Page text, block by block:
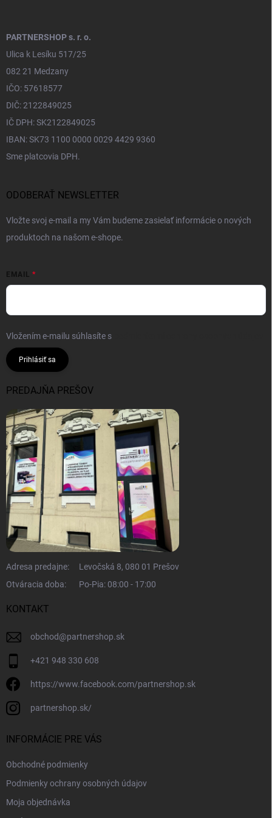
PARTNERSHOP s. r. o.
Ulica k Lesíku 517/25
082 21 Medzany
IČO: 57618577
DIČ: 2122849025
IČ DPH: SK2122849025
IBAN: SK73 1100 0000 0029 4429 9360
Sme platcovia DPH.
ODOBERAŤ NEWSLETTER
Vložte svoj e-mail a my Vám budeme zasielať informácie o nových
produktoch na našom e-shope.
EMAIL
Vložením e-mailu súhlasíte s
Prihlásiť sa
PREDAJŇA PREŠOV
Adresa predajne:
Levočská 8, 080 01 Prešov
Otváracia doba:
Po-Pia: 08:00 - 17:00
KONTAKT
obchod@partnershop.sk
+421 948 330 608
https://www.facebook.com/partnershop.sk
partnershop.sk/
INFORMÁCIE PRE VÁS
Obchodné podmienky
Podmienky ochrany osobných údajov
Moja objednávka